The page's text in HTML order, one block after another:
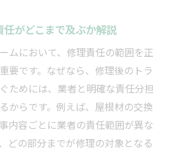
任がどこまで及ぶか解説
ムにおいて、修理責任の範囲を正
要です。なぜなら、修理後のトラ
ためには、業者と明確な責任分担
からです。例えば、屋根材の交換
内容ごとに業者の責任範囲が異な
どの部分までが修理の対象となる